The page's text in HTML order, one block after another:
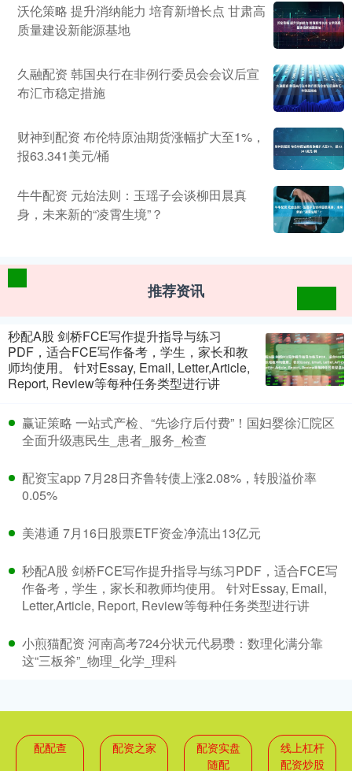
沃伦策略 提升消纳能力 培育新增长点 甘肃高
质量建设新能源基地
久融配资 韩国央行在非例行委员会会议后宣
布汇市稳定措施
财神到配资 布伦特原油期货涨幅扩大至1%，
报63.341美元/桶
牛牛配资 元始法则：玉瑶子会谈柳田晨真
身，未来新的“凌霄生境”？
推荐资讯
秒配A股 剑桥FCE写作提升指导与练习
PDF，适合FCE写作备考，学生，家长和教
师均使用。 针对Essay, Email, Letter,Article,
Report, Review等每种任务类型进行讲
赢证策略 一站式产检、“先诊疗后付费”！国妇婴徐汇院区
全面升级惠民生_患者_服务_检查
配资宝app 7月28日齐鲁转债上涨2.08%，转股溢价率
0.05%
美港通 7月16日股票ETF资金净流出13亿元
秒配A股 剑桥FCE写作提升指导与练习PDF，适合FCE写
作备考，学生，家长和教师均使用。 针对Essay, Email,
Letter,Article, Report, Review等每种任务类型进行讲
小煎猫配资 河南高考724分状元代易瓒：数理化满分靠
这“三板斧”_物理_化学_理科
配配查 配资之家
配资实盘
随配
线上杠杆
配资炒股